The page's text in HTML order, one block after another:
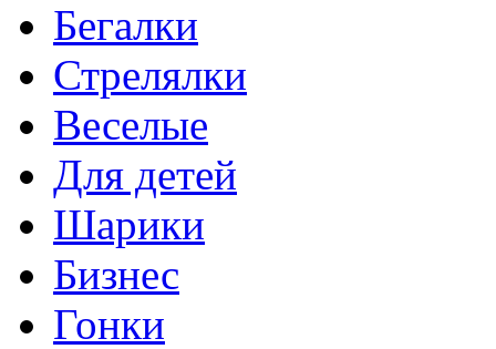
Бегалки
Стрелялки
Веселые
Для детей
Шарики
Бизнес
Гонки